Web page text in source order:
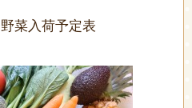
菜入荷予定表